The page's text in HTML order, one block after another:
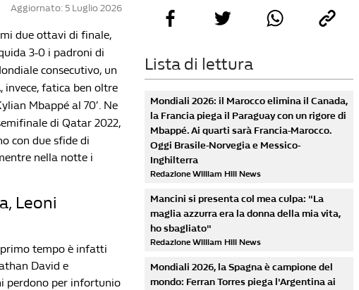
Aggiornato: 5 Luglio 2026
due ottavi di finale,
3-0 i padroni di
consecutivo, un
, invece, fatica ben oltre
Mbappé al 70′. Ne
di Qatar 2022,
con due sfide di
nella notte i
Leoni
primo tempo è infatti
David e
perdono per infortunio
Lista di lettura
Mondiali 2026: il Marocco elimina il Canada,
la Francia piega il Paraguay con un rigore di
Mbappé. Ai quarti sarà Francia-Marocco.
Oggi Brasile-Norvegia e Messico-
Inghilterra
Redazione William Hill News
Mancini si presenta col mea culpa: "La
maglia azzurra era la donna della mia vita,
ho sbagliato"
Redazione William Hill News
Mondiali 2026, la Spagna è campione del
mondo: Ferran Torres piega l'Argentina ai